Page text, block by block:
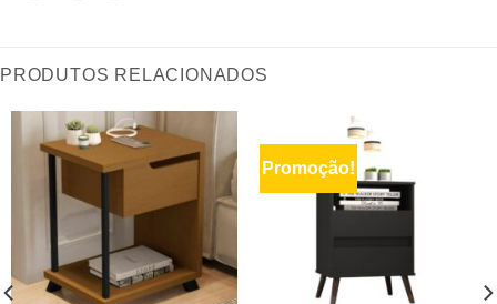
PRODUTOS RELACIONADOS
Promoção!